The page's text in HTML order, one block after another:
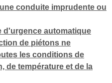
conduite imprudente ou
d'urgence automatique
de piétons ne
les conditions de
de température et de la